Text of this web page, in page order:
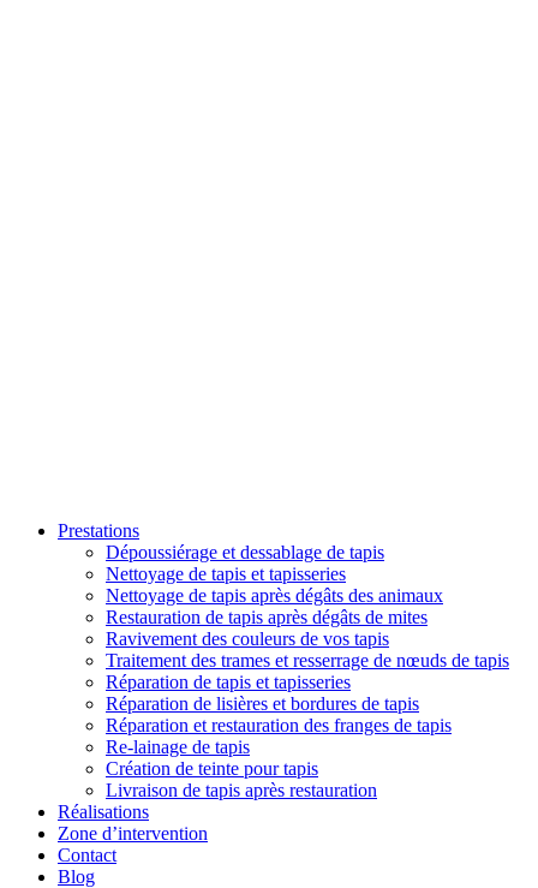
Prestations
Dépoussiérage et dessablage de tapis
Nettoyage de tapis et tapisseries
Nettoyage de tapis après dégâts des animaux
Restauration de tapis après dégâts de mites
Ravivement des couleurs de vos tapis
Traitement des trames et resserrage de nœuds de tapis
Réparation de tapis et tapisseries
Réparation de lisières et bordures de tapis
Réparation et restauration des franges de tapis
Re-lainage de tapis
Création de teinte pour tapis
Livraison de tapis après restauration
Réalisations
Zone d’intervention
Contact
Blog